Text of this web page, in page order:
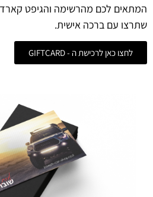
המתאים לכם מהרשימה והגיפט קארד
שתרצו עם ברכה אישית.
לחצו כאן לרכישת ה - GIFTCARD